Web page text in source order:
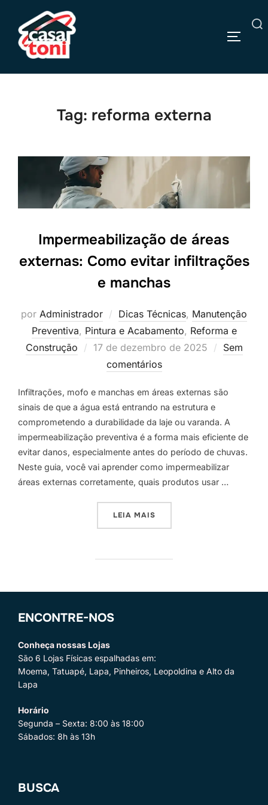
conteúdo
Pesquisar
Tag: reforma externa
Impermeabilização de áreas
externas: Como evitar infiltrações
e manchas
por Administrador Dicas Técnicas, Manutenção
Preventiva, Pintura e Acabamento, Reforma e
Construção
Postado
17 de dezembro de 2025
Sem
comentários
Infiltrações, mofo e manchas em áreas externas são
sinais de que a água está entrando na estrutura e
comprometendo a durabilidade da laje ou varanda. A
impermeabilização preventiva é a forma mais eficiente de
evitar danos, especialmente antes do período de chuvas.
Neste guia, você vai aprender como impermeabilizar
áreas externas corretamente, quais produtos usar …
LEIA MAIS“IMPERMEABILIZAÇÃO DE
ENCONTRE-NOS
Conheça nossas Lojas
São 6 Lojas Físicas espalhadas em:
Moema, Tatuapé, Lapa, Pinheiros, Leopoldina e Alto da
Lapa
Horário
Segunda – Sexta: 8:00 às 18:00
Sábados: 8h às 13h
BUSCA